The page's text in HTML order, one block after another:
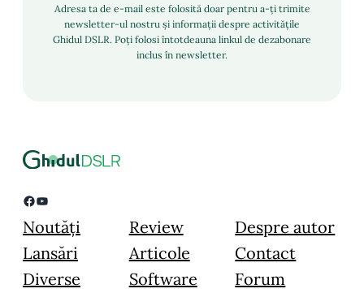
Adresa ta de e-mail este folosită doar pentru a-ți trimite
newsletter-ul nostru și informații despre activitățile
Ghidul DSLR. Poți folosi întotdeauna linkul de dezabonare
inclus în newsletter.
Facebook YouTube
Noutăți
Lansări
Diverse
Review
Articole
Software
Despre autor
Contact
Forum